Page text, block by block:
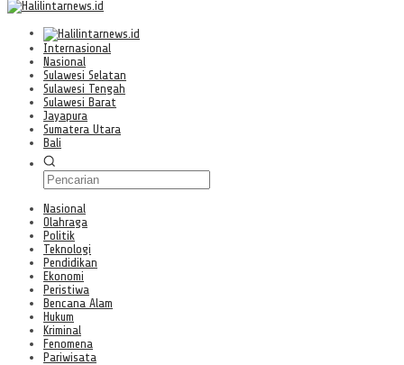
Internasional
Nasional
Sulawesi Selatan
Sulawesi Tengah
Sulawesi Barat
Jayapura
Sumatera Utara
Bali
Nasional
Olahraga
Politik
Teknologi
Pendidikan
Ekonomi
Peristiwa
Bencana Alam
Hukum
Kriminal
Fenomena
Pariwisata